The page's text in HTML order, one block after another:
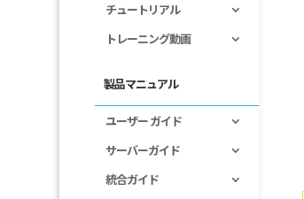
チュートリアル
トレーニング動画
製品マニュアル
ユーザー ガイド
サーバーガイド
統合ガイド